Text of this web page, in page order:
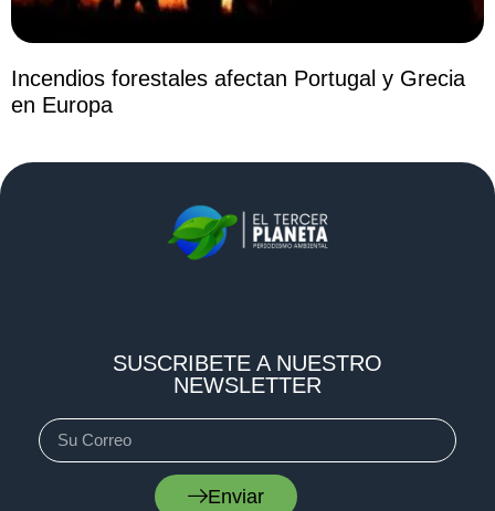
Incendios forestales afectan Portugal y Grecia
en Europa
SUSCRIBETE A NUESTRO
NEWSLETTER
Enviar